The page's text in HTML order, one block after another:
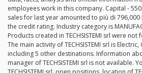
employees work in this company. Capital -
sales for last year amounted to più di 796,000
the credit rating. Industry category is
Products created in TECHSISTEMI srl were not
The main activity of TECHSISTEMI srl is
including 5 other destinations. Information
manager of TECHSISTEMI srl is not available.